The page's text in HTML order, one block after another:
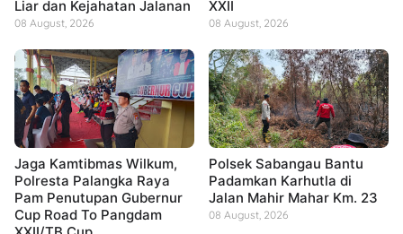
Liar dan Kejahatan Jalanan
08 August, 2026
XXII
08 August, 2026
Jaga Kamtibmas Wilkum,
Polresta Palangka Raya
Pam Penutupan Gubernur
Cup Road To Pangdam
Polsek Sabangau Bantu
Padamkan Karhutla di
Jalan Mahir Mahar Km. 23
08 August, 2026